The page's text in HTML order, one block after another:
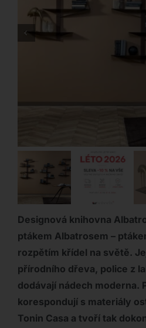
Designová knihovna
ptákem Albatrosem –
rozpětím křídel na světě.
přírodního dřeva, police z
dodávají nádech moderna.
korespondují s materiály
Tonin Casa a tvoří tak